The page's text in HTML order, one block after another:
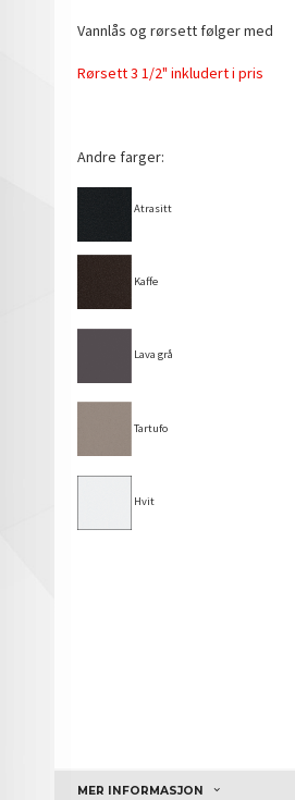
Vannlås og rørsett følger med
Rørsett 3 1/2" inkludert i pris
Andre farger:
Atrasitt
Kaffe
Lava grå
Tartufo
Hvit
MER INFORMASJON